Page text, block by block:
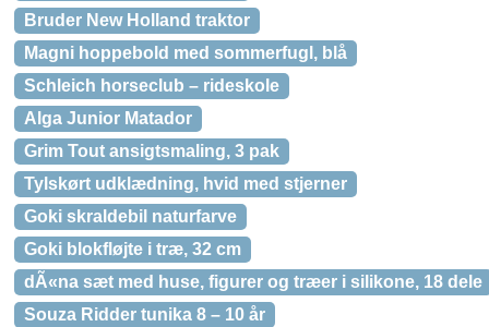
Bruder New Holland traktor
Magni hoppebold med sommerfugl, blå
Schleich horseclub – rideskole
Alga Junior Matador
Grim Tout ansigtsmaling, 3 pak
Tylskørt udklædning, hvid med stjerner
Goki skraldebil naturfarve
Goki blokfløjte i træ, 32 cm
dÃ«na sæt med huse, figurer og træer i silikone, 18 dele
Souza Ridder tunika 8 – 10 år